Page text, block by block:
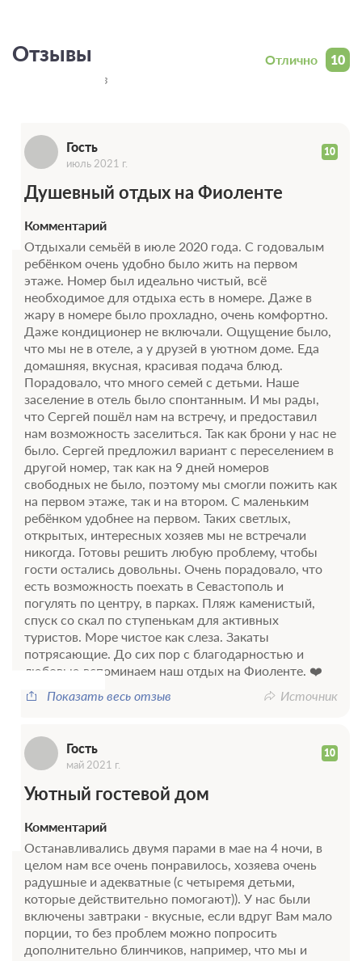
10
Отлично
Отзывы
Всего 5 отзывов
Гость 10
июль 2021 г.
Душевный отдых на Фиоленте
Комментарий
Отдыхали семьёй в июле 2020 года. С годовалым
ребёнком очень удобно было жить на первом
этаже. Номер был идеально чистый, всё
необходимое для отдыха есть в номере. Даже в
жару в номере было прохладно, очень комфортно.
Даже кондиционер не включали. Ощущение было,
что мы не в отеле, а у друзей в уютном доме. Еда
домашняя, вкусная, красивая подача блюд.
Порадовало, что много семей с детьми. Наше
заселение в отель было спонтанным. И мы рады,
что Сергей пошёл нам на встречу, и предоставил
нам возможность заселиться. Так как брони у нас не
было. Сергей предложил вариант с переселением в
другой номер, так как на 9 дней номеров
свободных не было, поэтому мы смогли пожить как
на первом этаже, так и на втором. С маленьким
ребёнком удобнее на первом. Таких светлых,
открытых, интересных хозяев мы не встречали
никогда. Готовы решить любую проблему, чтобы
гости остались довольны. Очень порадовало, что
есть возможность поехать в Севастополь и
погулять по центру, в парках. Пляж каменистый,
спуск со скал по ступенькам для активных
туристов. Море чистое как слеза. Закаты
потрясающие. До сих пор с благодарностью и
любовью вспоминаем наш отдых на Фиоленте. ❤️
Показать весь отзыв
Источник
Гость 10
май 2021 г.
Уютный гостевой дом
Комментарий
Останавливались двумя парами в мае на 4 ночи, в
целом нам все очень понравилось, хозяева очень
радушные и адекватные (с четыремя детьми,
которые действительно помогают)). У нас были
включены завтраки - вкусные, если вдруг Вам мало
порции, то без проблем можно попросить
дополнительно блинчиков, например, что мы и